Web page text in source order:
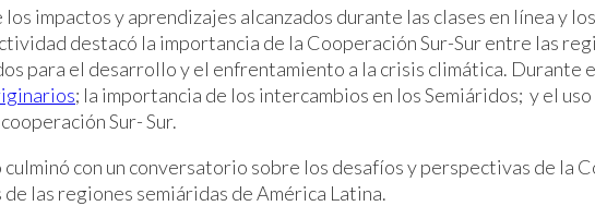
impactos y aprendizajes alcanzados durante las clases en línea y
destacó la importancia de la Cooperación Sur-Sur entre las
para el desarrollo y el enfrentamiento a la crisis climática.
; la importancia de los intercambios en los Semiáridos; y el
Sur- Sur.
con un conversatorio sobre los desafíos y perspectivas de la
las regiones semiáridas de América Latina.